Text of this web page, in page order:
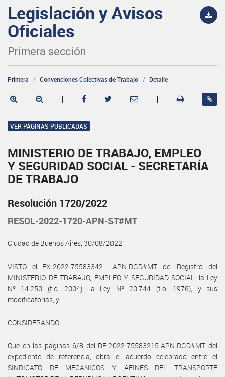
Legislación y Avisos
Oficiales
Primera sección
Primera Convenciones Colectivas de Trabajo Detalle
| |
VER PÁGINAS PUBLICADAS
MINISTERIO DE TRABAJO, EMPLEO
Y SEGURIDAD SOCIAL - SECRETARÍA
DE TRABAJO
Resolución 1720/2022
RESOL-2022-1720-APN-ST#MT
Ciudad de Buenos Aires, 30/08/2022
VISTO el EX-2022-75583342- -APN-DGD#MT del Registro del
MINISTERIO DE TRABAJO, EMPLEO Y SEGURIDAD SOCIAL, la Ley
Nº 14.250 (t.o. 2004), la Ley Nº 20.744 (t.o. 1976), y sus
modificatorias, y
CONSIDERANDO:
Que en las páginas 6/8 del RE-2022-75583215-APN-DGD#MT del
expediente de referencia, obra el acuerdo celebrado entre el
SINDICATO DE MECANICOS Y AFINES DEL TRANSPORTE